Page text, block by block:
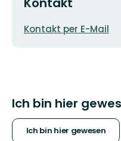
E-
Kontakt per E-Mail
Ich bin hier
Ich bin hier gewesen